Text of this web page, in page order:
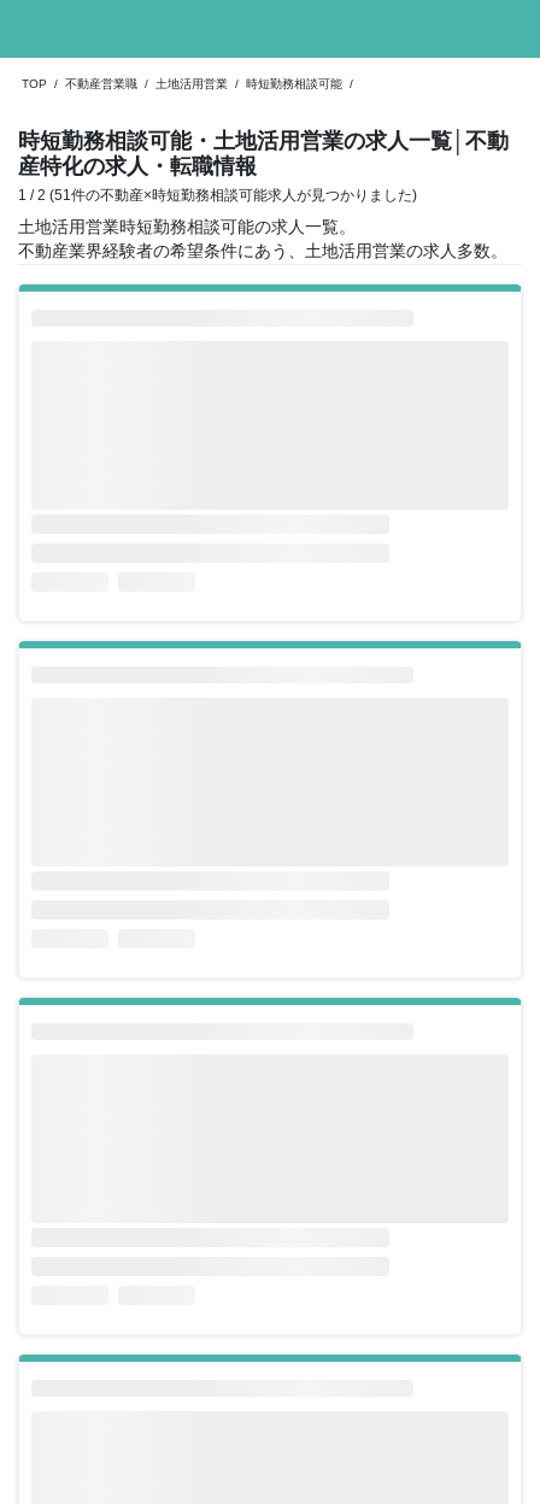
TOP / 不動産営業職 / 土地活用営業 / 時短勤務相談可能 /
時短勤務相談可能・土地活用営業の求人一覧 │不動
産特化の求人・転職情報
1 / 2 (51件の不動産×時短勤務相談可能求人が見つかりました)
土地活用営業時短勤務相談可能の求人一覧。
不動産業界経験者の希望条件にあう、土地活用営業の求人多数。